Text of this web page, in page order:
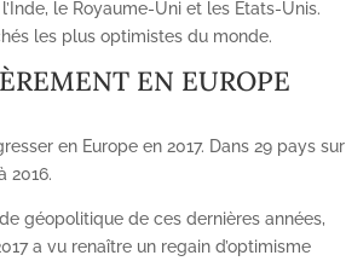
le Royaume-Uni et les États-Unis.
les plus optimistes du monde.
EN EUROPE
en Europe en 2017. Dans 29 pays sur
2016.
géopolitique de ces dernières années,
a vu renaître un regain d’optimisme